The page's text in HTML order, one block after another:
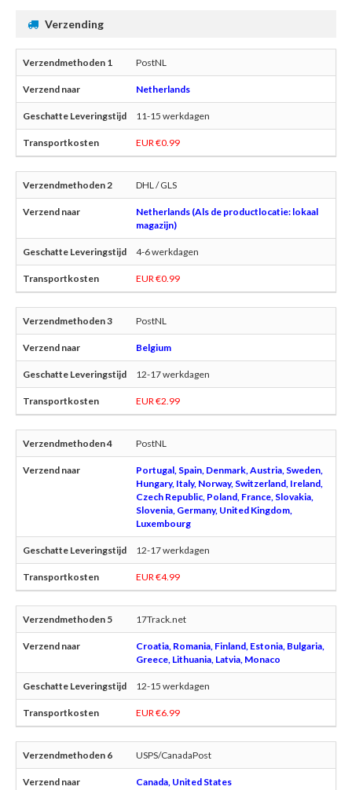
Verzending
PostNL
Netherlands
11-15 werkdagen
EUR €0.99
DHL / GLS
Netherlands (Als de productlocatie: lokaal
magazijn)
4-6 werkdagen
EUR €0.99
PostNL
Belgium
12-17 werkdagen
EUR €2.99
PostNL
Portugal, Spain, Denmark, Austria, Sweden,
Hungary, Italy, Norway, Switzerland, Ireland,
Czech Republic, Poland, France, Slovakia,
Slovenia, Germany, United Kingdom,
Luxembourg
12-17 werkdagen
EUR €4.99
17Track.net
Croatia, Romania, Finland, Estonia, Bulgaria,
Greece, Lithuania, Latvia, Monaco
12-15 werkdagen
EUR €6.99
USPS/CanadaPost
Canada, United States